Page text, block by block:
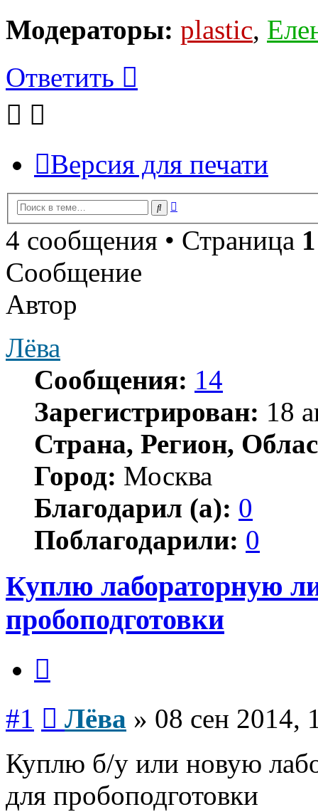
Модераторы: plastic,
Ответить
Версия для печати
Поиск
4 сообщения • Страница 1
Сообщение
Автор
Лёва
Сообщения: 14
Зарегистрирован: 18
Страна, Регион,
Город: Москва
Благодарил (а): 0
Поблагодарили: 0
Куплю лабораторную
пробоподготовки
#1 Лёва » 08 сен 2014,
Куплю б/у или новую
для пробоподготовки